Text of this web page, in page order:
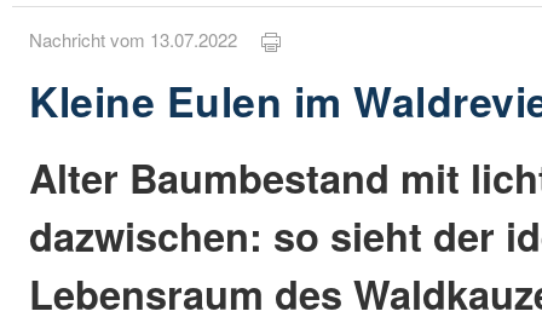
Nachricht vom 13.07.2022
Kleine Eulen im
Alter Baumbestand mit
dazwischen: so sieht der
Lebensraum des